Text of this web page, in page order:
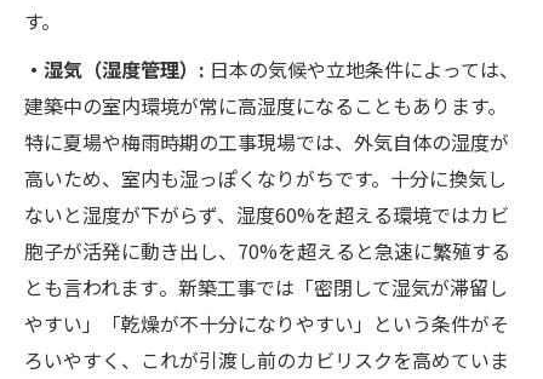
す。
・湿気（湿度管理）: 日本の気候や立地条件によっては、
建築中の室内環境が常に高湿度になることもあります。
特に夏場や梅雨時期の工事現場では、外気自体の湿度が
高いため、室内も湿っぽくなりがちです。十分に換気し
ないと湿度が下がらず、湿度60%を超える環境ではカビ
胞子が活発に動き出し、70%を超えると急速に繁殖する
とも言われます​。新築工事では「密閉して湿気が滞留し
やすい」「乾燥が不十分になりやすい」という条件がそ
ろいやすく、これが引渡し前のカビリスクを高めていま